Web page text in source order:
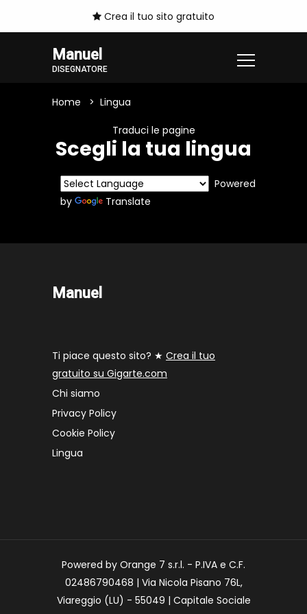
Crea il tuo sito gratuito
Manuel
DISEGNATORE
Home Lingua
Traduci le pagine
Scegli la tua lingua
Powered
by
Translate
Manuel
Ti piace questo sito? ★ Crea il tuo
gratuito su Gigarte.com
Chi siamo
Privacy Policy
Cookie Policy
Lingua
Powered by Orange 7 s.r.l. - P.IVA e C.F.
02486790468 | Via Nicola Pisano 76L,
Viareggio (LU) - 55049 | Capitale Sociale